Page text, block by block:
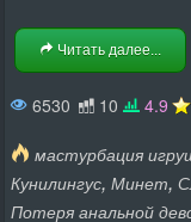
Читать далее...
6530 10 4.9
мастурбация
Кунилингус, Минет,
Потеря анальной